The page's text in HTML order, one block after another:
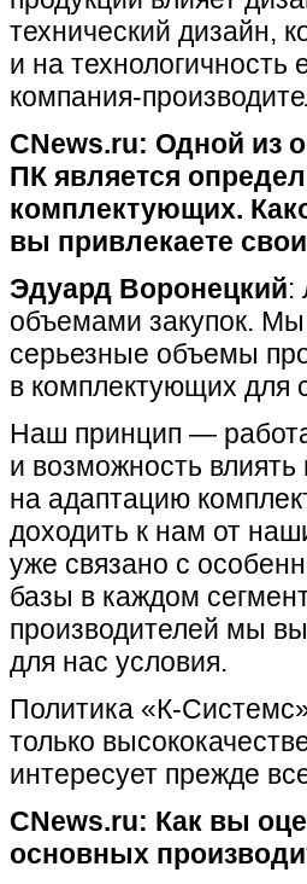
технический дизайн,
и на
компания-
CNews.ru: Одной из
ПК является
комплектующих.
вы привлекаете
Эдуард Воронецкий:
объемами закупок.
серьезные объемы
в комплектующих для
Наш принцип —
и возможность
на адаптацию
доходить к нам от
уже связано с
базы в каждом
производителей мы
для нас условия.
Политика «К-
только
интересует прежде
CNews.ru: Как вы
основных